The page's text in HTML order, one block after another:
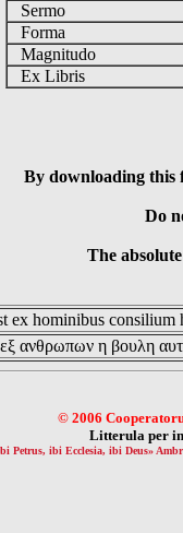
Sermo
Forma
Magnitudo
Ex Libris
By downloading this
Do
The
ex hominibus consilium
ανθρωπων η βουλη
© 2006
Litterula per
Petrus, ibi Ecclesia, ibi Deus»